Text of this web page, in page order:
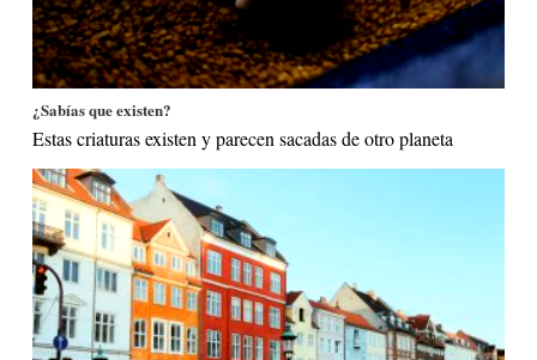
¿Sabías que existen?
Estas criaturas existen y parecen sacadas de otro planeta